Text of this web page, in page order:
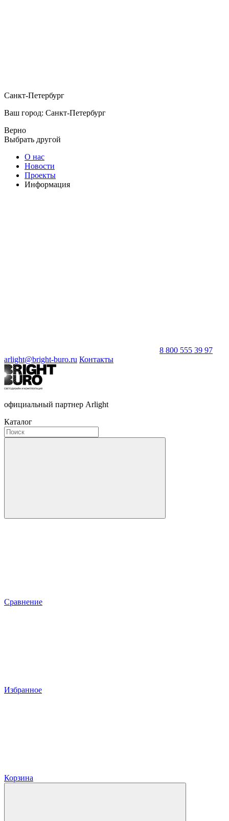
Санкт-Петербург
Ваш город: Санкт-Петербург
Верно
Выбрать другой
О нас
Новости
Проекты
Информация
8 800 555 39 97
arlight@bright-buro.ru Контакты
официальный партнер Arlight
Каталог
Сравнение
Избранное
Корзина